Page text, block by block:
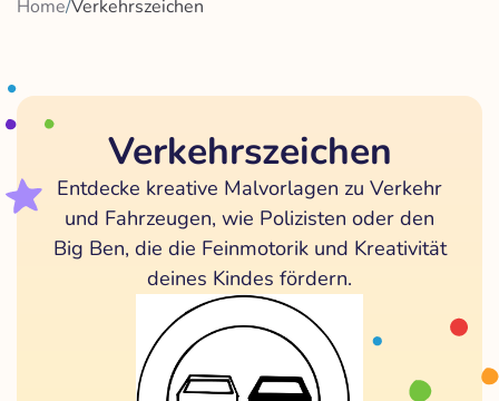
Home/Verkehrszeichen
Verkehrszeichen
Entdecke kreative Malvorlagen zu Verkehr
und Fahrzeugen, wie Polizisten oder den
Big Ben, die die Feinmotorik und Kreativität
deines Kindes fördern.